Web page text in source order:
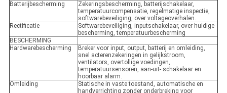
Batterijbescherming
Zekeringsbescherming, batterijschakelaar,
temperatuurcompensatie, regelmatige inspectie,
softwarebeveiliging, over voltageoverhalen.
Rectificatie
Softwarebeveiliging, inputschakelaar, over huidige
bescherming, temperatuurbescherming
BESCHERMING
Hardwarebescherming
Breker voor input, output, batterij en omleiding,
snel acterenzekeringen in gelijkstroom,
ventilators, overtollige voedingen,
temperatuursensoren, aan-uit- schakelaar en
hoorbaar alarm.
Omleiding
Statische in vaste toestand, automatische en
handverrichting zonder onderbreking voor